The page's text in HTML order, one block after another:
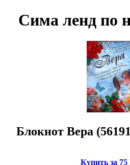
Сима ленд по
Блокнот Вера
Купить за 75